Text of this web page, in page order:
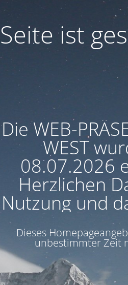
Seite ist
Die WEB-
WEST
08.07.2026
Herzlichen
Nutzung und
Dieses
unbestimmter Zeit